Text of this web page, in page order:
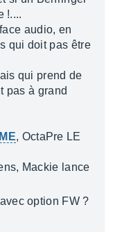
!....
audio, en
qui doit pas être
qui prend de
pas à grand
, OctaPre LE
Mackie lance
option FW ?